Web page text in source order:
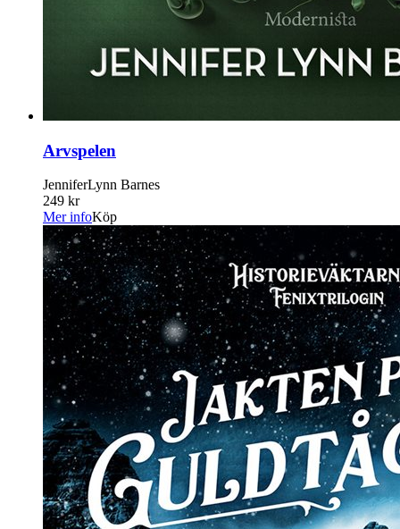
Arvspelen
JenniferLynn Barnes
249 kr
Mer infoKöp